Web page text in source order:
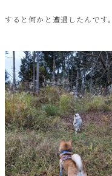
すると何かと遭遇したんです。